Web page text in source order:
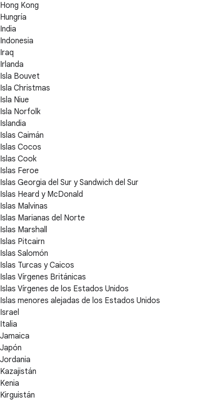
Hong Kong
Hungría
India
Indonesia
Iraq
Irlanda
Isla Bouvet
Isla Christmas
Isla Niue
Isla Norfolk
Islandia
Islas Caimán
Islas Cocos
Islas Cook
Islas Feroe
Islas Georgia del Sur y Sandwich del Sur
Islas Heard y McDonald
Islas Malvinas
Islas Marianas del Norte
Islas Marshall
Islas Pitcairn
Islas Salomón
Islas Turcas y Caicos
Islas Vírgenes Británicas
Islas Vírgenes de los Estados Unidos
Islas menores alejadas de los Estados Unidos
Israel
Italia
Jamaica
Japón
Jordania
Kazajistán
Kenia
Kirguistán